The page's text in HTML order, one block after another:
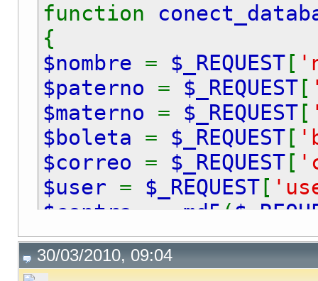
</head>
<body><?php
if(isset( $_GET[
{
if( $_GET ['listo' ]
{
echo " listo" ;
}
}?>
<h1>Formulario de
function
{
$nombre = $_REQUEST [
$paterno = $_REQUEST [
$materno = $_REQUEST [
$boleta = $_REQUEST [
$correo = $_REQUEST [
$user = $_REQUEST [
$contra
md5 (
$conn=mysql_connect
30/03/2010, 09:04